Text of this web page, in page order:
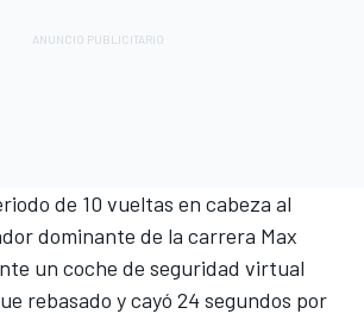
de 10 vueltas en cabeza al
dominante de la carrera Max
un coche de seguridad virtual
rebasado y cayó 24 segundos por